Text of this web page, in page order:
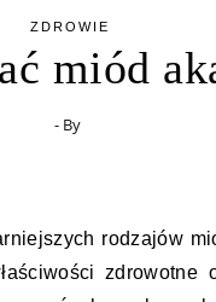
ZDROWIE
miód
- By
rodzajów
zdrowotne